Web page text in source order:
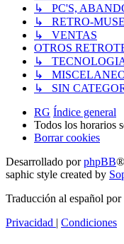
↳ PC'S,
↳ RETRO-
↳ VENTAS
OTROS
↳
↳
↳ SIN
RG Índice general
Todos los horarios
Borrar cookies
Desarrollado porphpBB
saphic style created by
Traducción al español por
Privacidad | Condiciones